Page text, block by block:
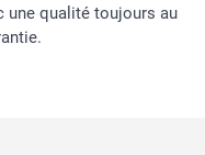
une qualité toujours au